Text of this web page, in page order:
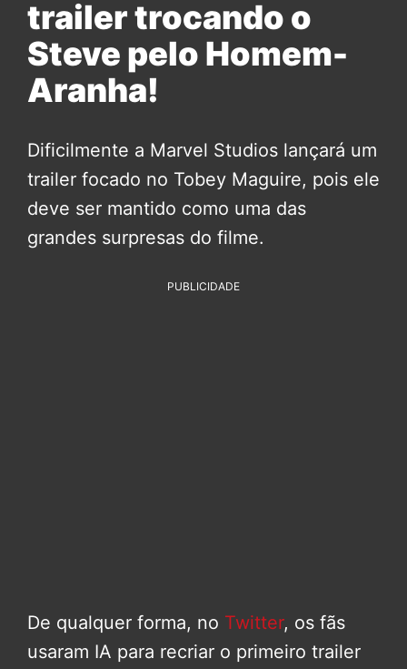
trailer trocando o
Steve pelo Homem-
Aranha!
Dificilmente a Marvel Studios lançará um
trailer focado no Tobey Maguire, pois ele
deve ser mantido como uma das
grandes surpresas do filme.
PUBLICIDADE
De qualquer forma, no Twitter, os fãs
usaram IA para recriar o primeiro trailer